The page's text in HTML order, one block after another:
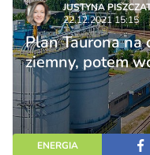
JUSTYNA
22.12.2021 15:15
Plan Taurona na
ziemny, potem
ENERGIA